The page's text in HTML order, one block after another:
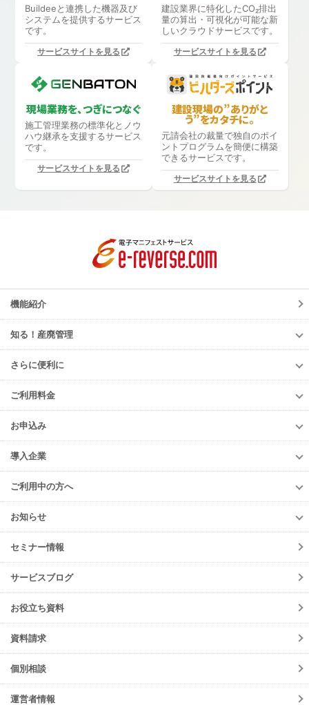
Buildeeと連携した機器及び
システムを提供するサービス
です。
サービスサイトを見る
建設業界に特化したCO₂排出
量の算出・可視化が可能な新
しいクラウドサービスです。
サービスサイトを見る
現場業務を、つぎにつなぐ
施工管理業務の標準化と ノウ
ハウ継承を支援するサービス
です。
サービスサイトを見る
建設現場の”ありがと
う”をカタチに。
元請会社の裁量で独自のポイ
ントプログラムを簡便に構築
できるサービスです。
サービスサイトを見る
機能紹介
知る！産廃管理
知る！産廃管理
初級編
中級編
上級編
さらに便利に
さらに便利に
TansoMiru産廃
多量排出行政報告支援サービス
再生資源利用促進支援サービス
er-contract
遠隔承認モデル
JWNETデータ取込機能
パッケージソフト
ご利用料金
ご利用料金
排出事業者様
収集運搬・
お申込み
お申込み
e-reverse.com
TansoMiru産廃
多量排出行政報告支援サービス
er-contract
再生資源利用促進支援サービス
導入企業
導入企業
収集運搬業者・
排出事業者一覧
導入事例一覧
ご利用中の方へ
ご利用中の方へ
各種お手続き
ご登録情報変更
初期設定方法
動作環境
会員規約
サービスの可用性とセキュリティ
よくあるご質問
注意事項
お知らせ
お知らせ
ニュースリリース
メンテナンス
障害情報
機能リリース
イベント
セミナー情報
サービスブログ
お役立ち資料
資料請求
個別相談
運営者情報